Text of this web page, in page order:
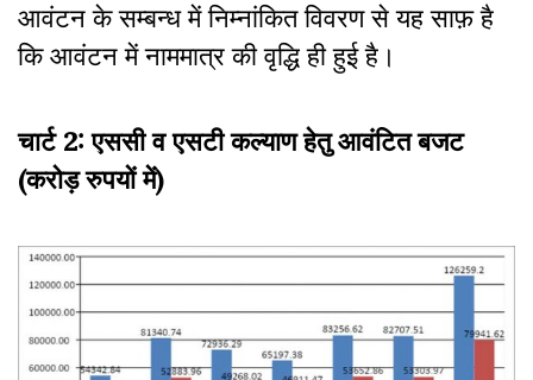
आवंटन के सम्बन्ध में निम्नांकित विवरण से यह साफ़ है
कि आवंटन में नाममात्र की वृद्धि ही हुई है।
चार्ट 2: एससी व एसटी कल्याण हेतु आवंटित बजट
(करोड़ रुपयों में)